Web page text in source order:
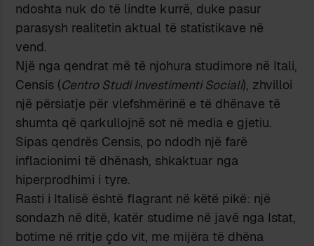
ndoshta nuk do të lindte kurrë, duke pasur
parasysh realitetin aktual të statistikave në
vend.
Një nga qendrat më të njohura studimore në Itali,
Censis (Centro Studi Investimenti Sociali), zhvilloi
një përsiatje për vlefshmërinë e të dhënave të
shumta që qarkullojnë sot në media e gjetiu.
Sipas qendrës Censis, po ndodh një farë
inflacionimi të dhënash, shkaktuar nga
hiperprodhimi i tyre.
Rasti i Italisë është flagrant në këtë pikë: një
sondazh në ditë, katër studime në javë nga Istat,
botime në rritje çdo vit, me mijëra të dhëna